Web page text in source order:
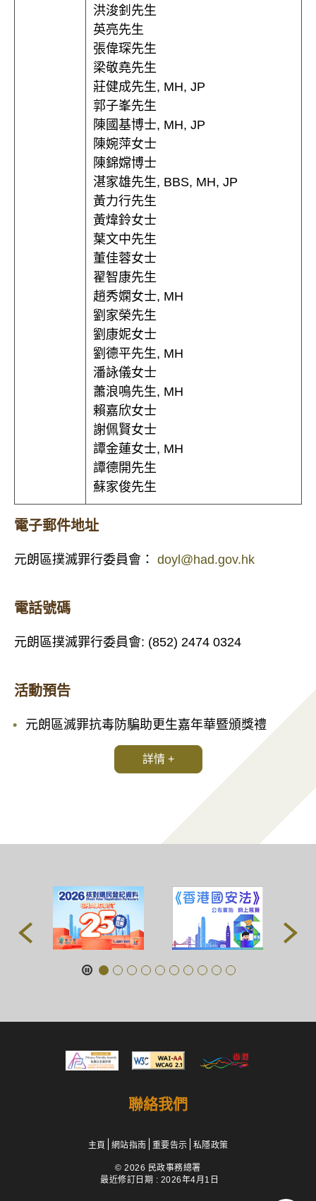
洪浚釗先生
英亮先生
張偉琛先生
梁敬堯先生
莊健成先生, MH, JP
郭子峯先生
陳國基博士, MH, JP
陳婉萍女士
陳錦嫦博士
湛家雄先生, BBS, MH, JP
黃力行先生
黃煒鈴女士
葉文中先生
董佳蓉女士
翟智康先生
趙秀嫻女士, MH
劉家榮先生
劉康妮女士
劉德平先生, MH
潘詠儀女士
蕭浪鳴先生, MH
賴嘉欣女士
謝佩賢女士
譚金蓮女士, MH
譚德開先生
蘇家俊先生
電子郵件地址
元朗區撲滅罪行委員會： doyl@had.gov.hk
電話號碼
元朗區撲滅罪行委員會: (852) 2474 0324
活動預告
元朗區滅罪抗毒防騙助更生嘉年華暨頒獎禮
詳情 +
聯絡我們
主頁 網站指南 重要告示 私隱政策
© 2026 民政事務總署
最近修訂日期 : 2026年4月1日